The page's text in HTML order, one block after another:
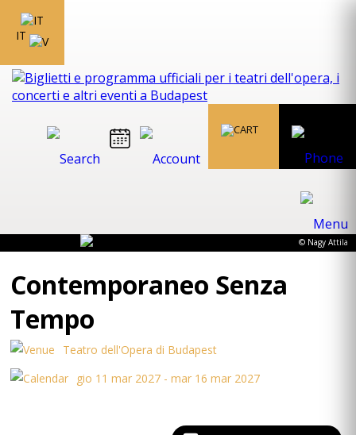
IT
© Nagy Attila
Contemporaneo Senza
Tempo
Teatro dell'Opera di Budapest
gio 11 mar 2027 - mar 16 mar 2027